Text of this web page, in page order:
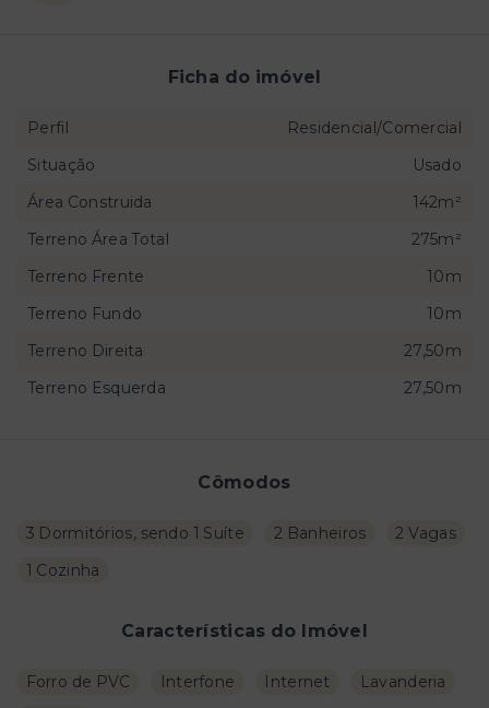
Cômodos
3 Dormitórios, sendo 1 Suíte 2 Banheiros
2 Vagas
1 Cozinha
Características do Imóvel
Forro de PVC Interfone Internet
Lavanderia
Ficha do imóvel
Perfil
Residencial/Comercial
Situação
Usado
Área Construida
142m²
Terreno Área Total
275m²
Terreno Frente
10m
Terreno Fundo
10m
Terreno Direita
27,50m
Terreno Esquerda
27,50m